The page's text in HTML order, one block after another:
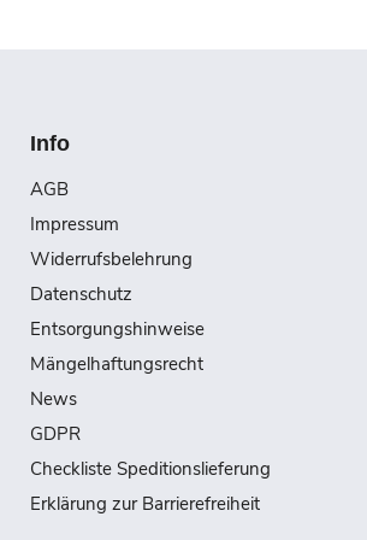
Info
AGB
Impressum
Widerrufsbelehrung
Datenschutz
Entsorgungshinweise
Mängelhaftungsrecht
News
GDPR
Checkliste Speditionslieferung
Erklärung zur Barrierefreiheit